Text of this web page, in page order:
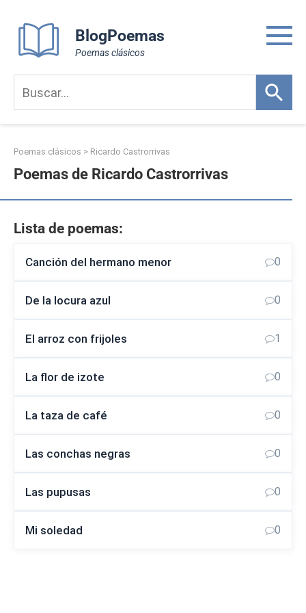
content
BlogPoemas
Poemas clásicos
Poemas clásicos > Ricardo Castrorrivas
Poemas de Ricardo Castrorrivas
Lista de poemas:
Canción del hermano menor 0
De la locura azul 0
El arroz con frijoles 1
La flor de izote 0
La taza de café 0
Las conchas negras 0
Las pupusas 0
Mi soledad 0